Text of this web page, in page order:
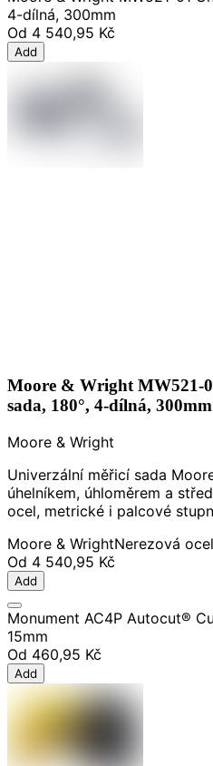
4-dílná, 300mm
Od 4 540,95 Kč
Add
Moore & Wright MW521-
sada, 180°, 4-dílná, 300mm
Moore & Wright
Univerzální měřicí sada
úhelníkem, úhloměrem a
ocel, metrické i palcové
Moore & WrightNerezová ocel
Od 4 540,95 Kč
Add
Monument AC4P Autocut®
15mm
Od 460,95 Kč
Add